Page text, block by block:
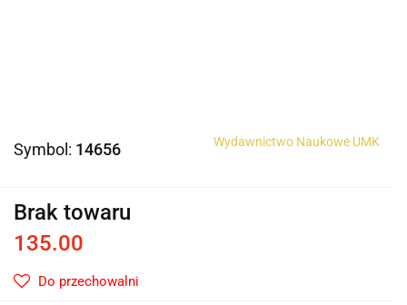
Symbol: 14656 Wydawnictwo Naukowe UMK
Brak towaru
135.00
Do przechowalni